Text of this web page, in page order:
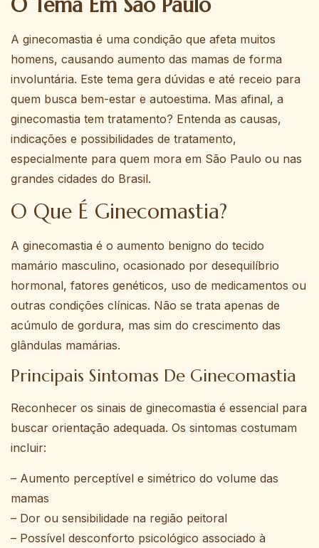
A ginecomastia é uma condição que afeta muitos
homens, causando aumento das mamas de forma
involuntária. Este tema gera dúvidas e até receio para
quem busca bem-estar e autoestima. Mas afinal, a
ginecomastia tem tratamento? Entenda as causas,
indicações e possibilidades de tratamento,
especialmente para quem mora em São Paulo ou nas
grandes cidades do Brasil.
O Que É Ginecomastia?
A ginecomastia é o aumento benigno do tecido
mamário masculino, ocasionado por desequilíbrio
hormonal, fatores genéticos, uso de medicamentos ou
outras condições clínicas. Não se trata apenas de
acúmulo de gordura, mas sim do crescimento das
glândulas mamárias.
Principais Sintomas De Ginecomastia
Reconhecer os sinais de ginecomastia é essencial para
buscar orientação adequada. Os sintomas costumam
incluir:
– Aumento perceptível e simétrico do volume das
mamas
– Dor ou sensibilidade na região peitoral
– Possível desconforto psicológico associado à